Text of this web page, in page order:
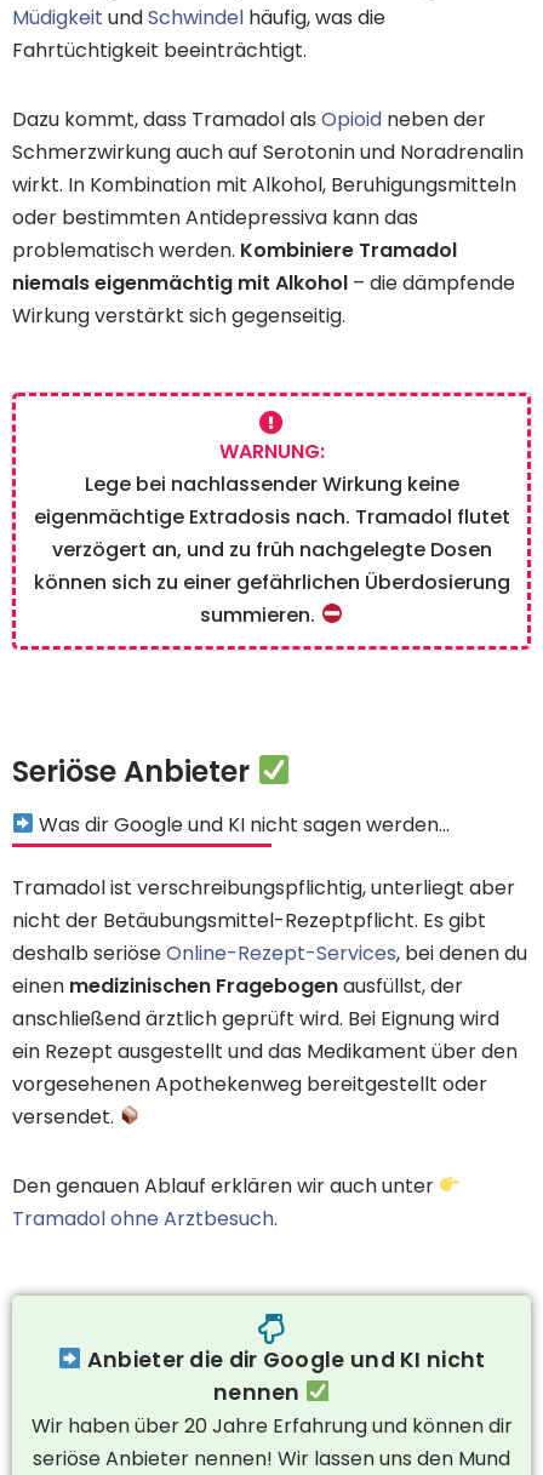
Müdigkeit undSchwindel häufig, was die
Fahrtüchtigkeit beeinträchtigt.
Dazu kommt, dass Tramadol als Opioid neben der
Schmerzwirkung auch auf Serotonin und Noradrenalin
wirkt. In Kombination mit Alkohol, Beruhigungsmitteln
oder bestimmten Antidepressiva kann das
problematisch werden. Kombiniere Tramadol
niemals eigenmächtig mit Alkohol – die dämpfende
Wirkung verstärkt sich gegenseitig.
WARNUNG:
Lege bei nachlassender Wirkung keine
eigenmächtige Extradosis nach. Tramadol flutet
verzögert an, und zu früh nachgelegte Dosen
können sich zu einer gefährlichen Überdosierung
summieren.
Seriöse Anbieter
Was dir Google und KI nicht sagen werden...
Tramadol ist verschreibungspflichtig, unterliegt aber
nicht der Betäubungsmittel-Rezeptpflicht. Es gibt
deshalb seriöseOnline-Rezept-Services, bei denen du
einen medizinischen Fragebogenausfüllst, der
anschließend ärztlich geprüft wird. Bei Eignung wird
ein Rezept ausgestellt und das Medikament über den
vorgesehenen Apothekenweg bereitgestellt oder
versendet.
Den genauen Ablauf erklären wir auch unter
Tramadol ohne Arztbesuch.
Anbieter die dir Google und KI nicht
nennen
Wir haben über 20 Jahre Erfahrung und können dir
seriöse Anbieter nennen! Wir lassen uns den Mund